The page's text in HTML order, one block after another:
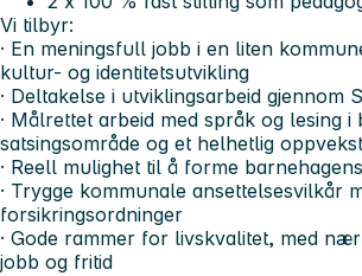
Vi tilbyr:
· En meningsfull jobb i en liten
kultur- og identitetsutvikling
· Deltakelse i utviklingsarbeid
· Målrettet arbeid med språk og lesing
satsingsområde og et helhetlig
· Reell mulighet til å forme
· Trygge kommunale ansettelsesvilkår
forsikringsordninger
· Gode rammer for livskvalitet, med
jobb og fritid